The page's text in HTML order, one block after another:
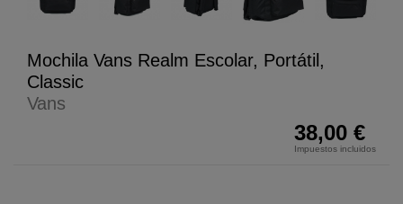
Mochila Vans Realm Escolar, Portátil,
Classic
Vans
38,00 €
Impuestos incluidos